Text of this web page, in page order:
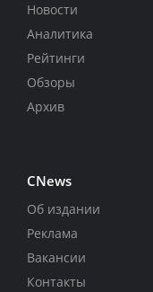
Новости
Аналитика
Рейтинги
Обзоры
Архив
CNews
Об издании
Реклама
Вакансии
Контакты